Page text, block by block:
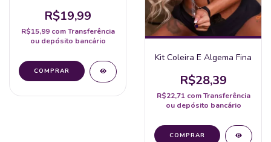
R$19,99
R$15,99 com Transferência
ou depósito bancário
Kit Coleira E Algema Fina
R$28,39
R$22,71 com Transferência
ou depósito bancário